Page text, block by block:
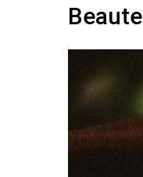
Beaute